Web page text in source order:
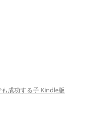
成功する子 Kindle版